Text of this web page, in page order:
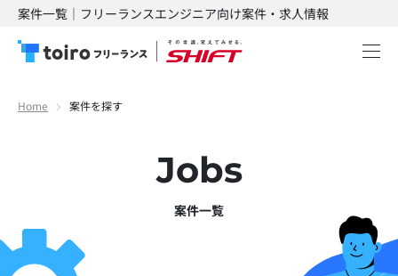
案件一覧｜フリーランスエンジニア向け案件・求人情報
Home 案件を探す
Jobs
案件一覧